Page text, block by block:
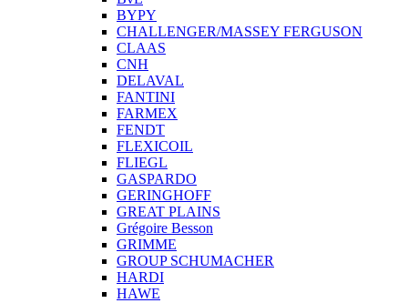
BYPY
CHALLENGER/MASSEY FERGUSON
CLAAS
CNH
DELAVAL
FANTINI
FARMEX
FENDT
FLEXICOIL
FLIEGL
GASPARDO
GERINGHOFF
GREAT PLAINS
Grégoire Besson
GRIMME
GROUP SCHUMACHER
HARDI
HAWE